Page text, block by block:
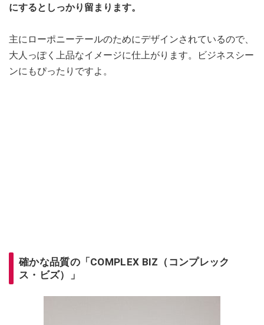
にするとしっかり留まります。
主にローポニーテールのためにデザインされているので、
大人っぽく上品なイメージに仕上がります。ビジネスシー
ンにもぴったりですよ。
確かな品質の「COMPLEX BIZ（コンプレック
ス・ビズ）」